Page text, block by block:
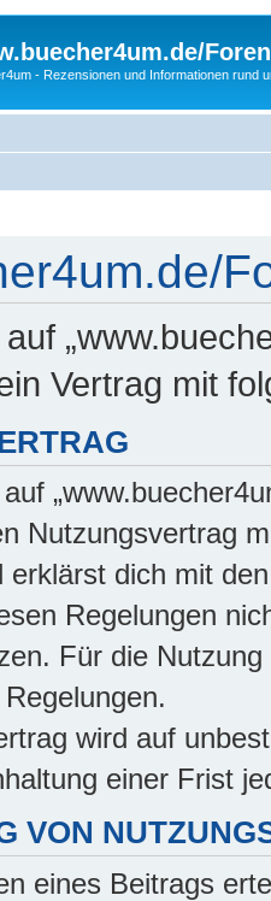
Foren
- Rezensionen und Informationen rund
Vertrag mit
Nutzungsvertrag
erklärst dich mit
Regelungen
Für die
wird auf
einer Frist
VON
eines Beitrags